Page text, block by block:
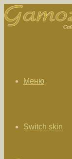
Меню
Switch skin